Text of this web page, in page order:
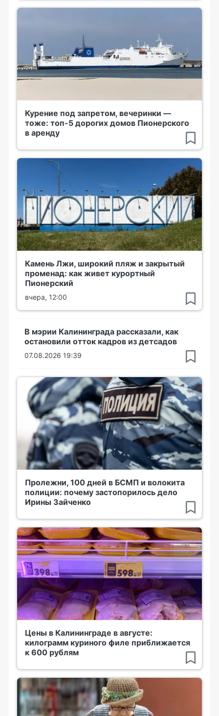
Курение под запретом, вечеринки —
тоже: топ-5 дорогих домов Пионерского
в аренду
Камень Лжи, широкий пляж и закрытый
променад: как живет курортный
Пионерский
вчера, 12:00
В мэрии Калининграда рассказали, как
остановили отток кадров из детсадов
07.08.2026 19:39
Пролежни, 100 дней в БСМП и волокита
полиции: почему застопорилось дело
Ирины Зайченко
Цены в Калининграде в августе:
килограмм куриного филе приближается
к 600 рублям